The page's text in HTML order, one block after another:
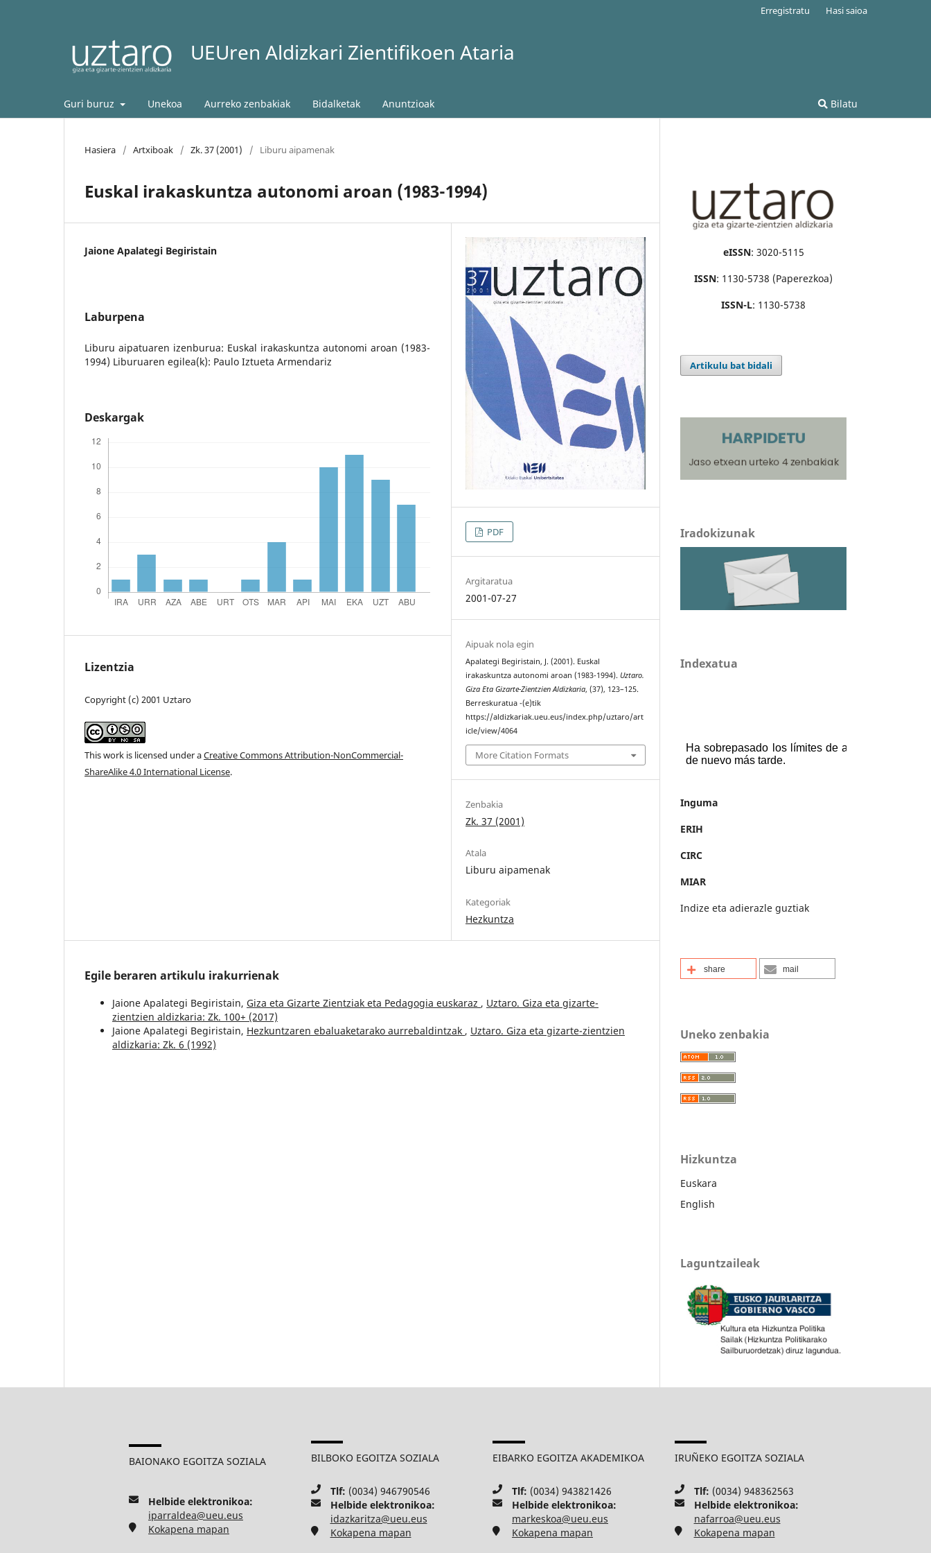
UEUren Aldizkari Zientifikoen Ataria
Guri buruz Unekoa Aurreko zenbakiak Bidalketak Anuntzioak Bilatu
Erregistratu Hasi saioa
Hasiera / Artxiboak / Zk. 37 (2001) / Liburu aipamenak
Euskal irakaskuntza autonomi aroan (1983-1994)
Jaione Apalategi Begiristain
Laburpena
Liburu aipatuaren izenburua: Euskal irakaskuntza autonomi aroan (1983-
1994) Liburuaren egilea(k): Paulo Iztueta Armendariz
Deskargak
Lizentzia
Copyright (c) 2001 Uztaro
This work is licensed under aCreative Commons Attribution-NonCommercial-
ShareAlike 4.0 International License.
PDF
Argitaratua
2001-07-27
Aipuak nola egin
Apalategi Begiristain, J. (2001). Euskal
irakaskuntza autonomi aroan (1983-1994). Uztaro.
Giza Eta Gizarte-Zientzien Aldizkaria, (37), 123–125.
Berreskuratua -(e)tik
https://aldizkariak.ueu.eus/index.php/uztaro/art
icle/view/4064
More Citation Formats
Zenbakia
Zk. 37 (2001)
Atala
Liburu aipamenak
Kategoriak
Hezkuntza
Egile beraren artikulu irakurrienak
Jaione Apalategi Begiristain, Giza eta Gizarte Zientziak eta Pedagogia euskaraz , Uztaro. Giza eta gizarte-
zientzien aldizkaria: Zk. 100+ (2017)
Jaione Apalategi Begiristain, Hezkuntzaren ebaluaketarako aurrebaldintzak , Uztaro. Giza eta gizarte-zientzien
aldizkaria: Zk. 6 (1992)
eISSN: 3020-5115
ISSN: 1130-5738 (Paperezkoa)
ISSN-L: 1130-5738
Artikulu bat bidali
Iradokizunak
Indexatua
Inguma
ERIH
CIRC
MIAR
Indize eta adierazle guztiak
share mail
Uneko zenbakia
Hizkuntza
Euskara
English
Laguntzaileak
BAIONAKO EGOITZA SOZIALA
Helbide elektronikoa:
iparraldea@ueu.eus
Kokapena mapan
BILBOKO EGOITZA SOZIALA
Tlf: (0034) 946790546
Helbide elektronikoa:
idazkaritza@ueu.eus
Kokapena mapan
EIBARKO EGOITZA AKADEMIKOA
Tlf: (0034) 943821426
Helbide elektronikoa:
markeskoa@ueu.eus
Kokapena mapan
IRUÑEKO EGOITZA SOZIALA
Tlf: (0034) 948362563
Helbide elektronikoa:
nafarroa@ueu.eus
Kokapena mapan